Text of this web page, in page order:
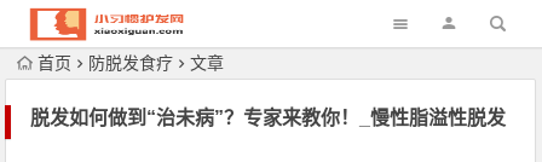
首页 防脱发食疗 文章
脱发如何做到“治未病”？专家来教你！_慢性脂溢性脱发